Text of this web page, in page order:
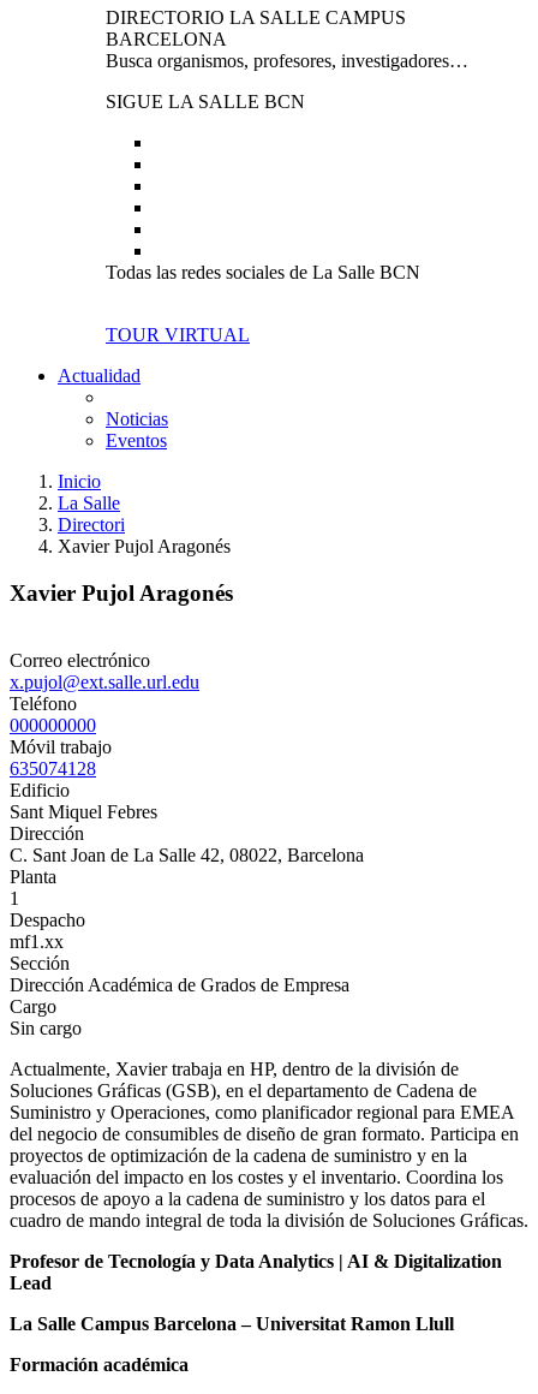
DIRECTORIO LA SALLE CAMPUS
BARCELONA
Busca organismos, profesores, investigadores…
SIGUE LA SALLE BCN
Todas las redes sociales de La Salle BCN
TOUR VIRTUAL
Actualidad
Noticias
Eventos
Inicio
La Salle
Directori
Xavier Pujol Aragonés
Xavier Pujol Aragonés
Correo electrónico
x.pujol@ext.salle.url.edu
Teléfono
000000000
Móvil trabajo
635074128
Edificio
Sant Miquel Febres
Dirección
C. Sant Joan de La Salle 42, 08022, Barcelona
Planta
1
Despacho
mf1.xx
Sección
Dirección Académica de Grados de Empresa
Cargo
Sin cargo
Actualmente, Xavier trabaja en HP, dentro de la división de
Soluciones Gráficas (GSB), en el departamento de Cadena de
Suministro y Operaciones, como planificador regional para EMEA
del negocio de consumibles de diseño de gran formato. Participa en
proyectos de optimización de la cadena de suministro y en la
evaluación del impacto en los costes y el inventario. Coordina los
procesos de apoyo a la cadena de suministro y los datos para el
cuadro de mando integral de toda la división de Soluciones Gráficas.
Profesor de Tecnología y Data Analytics | AI & Digitalization
Lead
La Salle Campus Barcelona – Universitat Ramon Llull
Formación académica